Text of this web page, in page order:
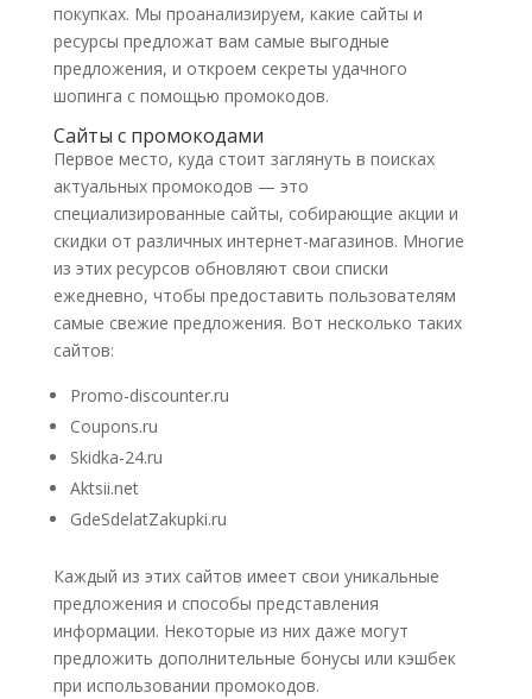
покупках. Мы проанализируем, какие сайты и
ресурсы предложат вам самые выгодные
предложения, и откроем секреты удачного
шопинга с помощью промокодов.
Сайты с промокодами
Первое место, куда стоит заглянуть в поисках
актуальных промокодов — это
специализированные сайты, собирающие акции и
скидки от различных интернет-магазинов. Многие
из этих ресурсов обновляют свои списки
ежедневно, чтобы предоставить пользователям
самые свежие предложения. Вот несколько таких
сайтов:
Promo-discounter.ru
Coupons.ru
Skidka-24.ru
Aktsii.net
GdeSdelatZakupki.ru
Каждый из этих сайтов имеет свои уникальные
предложения и способы представления
информации. Некоторые из них даже могут
предложить дополнительные бонусы или кэшбек
при использовании промокодов.